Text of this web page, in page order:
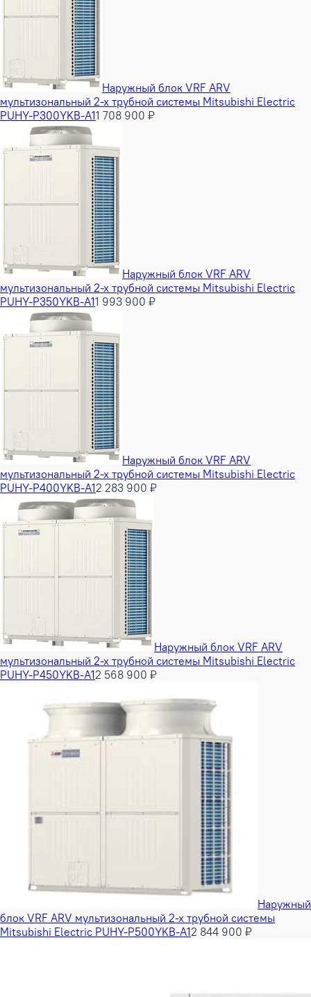
Наружный блок VRF ARV
мультизональный 2-х трубной системы Mitsubishi Electric
PUHY-P300YKB-A11 708 900 ₽
Наружный блок VRF ARV
мультизональный 2-х трубной системы Mitsubishi Electric
PUHY-P350YKB-A11 993 900 ₽
Наружный блок VRF ARV
мультизональный 2-х трубной системы Mitsubishi Electric
PUHY-P400YKB-A12 283 900 ₽
Наружный блок VRF ARV
мультизональный 2-х трубной системы Mitsubishi Electric
PUHY-P450YKB-A12 568 900 ₽
Наружный
блок VRF ARV мультизональный 2-х трубной системы
Mitsubishi Electric PUHY-P500YKB-A12 844 900 ₽